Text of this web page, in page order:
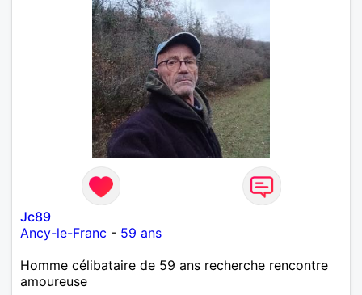
Jc89
Ancy-le-Franc - 59 ans
Homme célibataire de 59 ans recherche rencontre
amoureuse